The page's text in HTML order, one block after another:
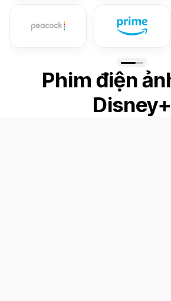
Phim điện
Disney+